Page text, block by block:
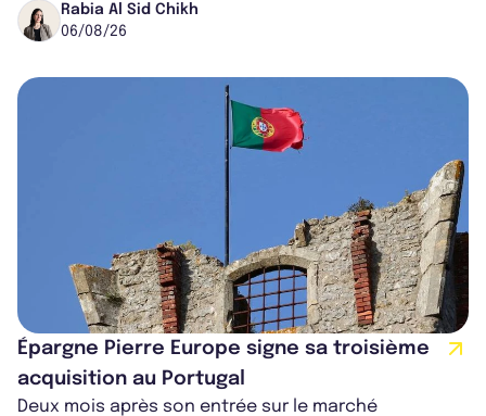
ancien directeur des investissements d...
Rabia Al Sid Chikh
06/08/26
Épargne Pierre Europe signe sa troisième
acquisition au Portugal
Deux mois après son entrée sur le marché